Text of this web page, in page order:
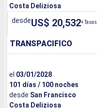
Costa Deliziosa
desdeUS$ 20,532+ Tasas
TRANSPACIFICO
Costa Deliziosa
desde San Francisco
101 días / 100 noches
el 03/01/2028